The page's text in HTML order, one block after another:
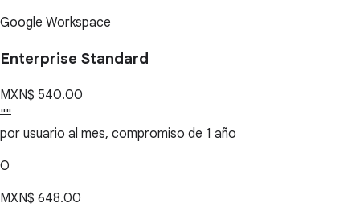
Google Workspace
Enterprise Standard
MXN$ 540.00
""
por usuario al mes, compromiso de 1 año
O
MXN$ 648.00